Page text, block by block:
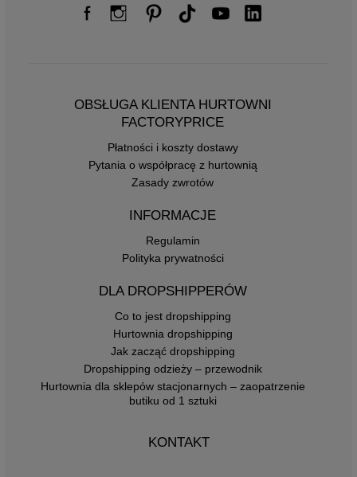
OBSŁUGA KLIENTA HURTOWNI
FACTORYPRICE
Płatności i koszty dostawy
Pytania o współpracę z hurtownią
Zasady zwrotów
INFORMACJE
Regulamin
Polityka prywatności
DLA DROPSHIPPERÓW
Co to jest dropshipping
Hurtownia dropshipping
Jak zacząć dropshipping
Dropshipping odzieży – przewodnik
Hurtownia dla sklepów stacjonarnych – zaopatrzenie
butiku od 1 sztuki
KONTAKT